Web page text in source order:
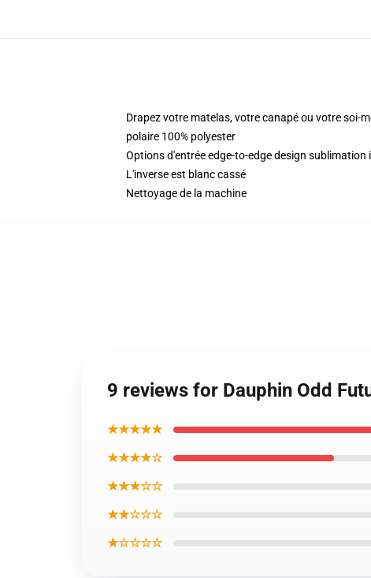
Drapez votre matelas, votre canapé ou votre soi-
polaire 100% polyester
Options d'entrée edge-to-edge design
L'inverse est blanc cassé
Nettoyage de la machine
9 reviews for Dauphin Odd
★★★★★
★★★★☆
★★★☆☆
★★☆☆☆
★☆☆☆☆